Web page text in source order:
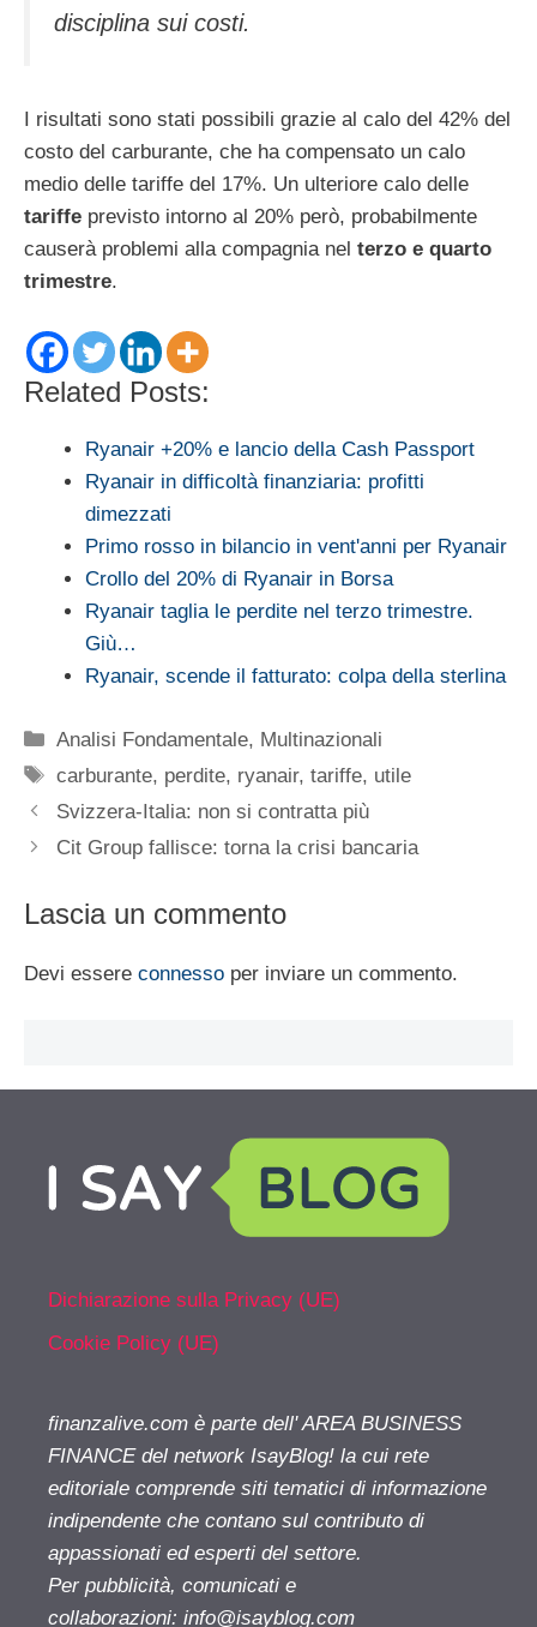
disciplina sui costi.
I risultati sono stati possibili grazie al calo del 42% del
costo del carburante, che ha compensato un calo
medio delle tariffe del 17%. Un ulteriore calo delle
tariffe previsto intorno al 20% però, probabilmente
causerà problemi alla compagnia nel terzo e quarto
trimestre.
Related Posts:
Ryanair +20% e lancio della Cash Passport
Ryanair in difficoltà finanziaria: profitti
dimezzati
Primo rosso in bilancio in vent'anni per Ryanair
Crollo del 20% di Ryanair in Borsa
Ryanair taglia le perdite nel terzo trimestre.
Giù…
Ryanair, scende il fatturato: colpa della sterlina
Categorie
Analisi Fondamentale, Multinazionali
Tag
carburante, perdite, ryanair,tariffe, utile
Svizzera-Italia: non si contratta più
Cit Group fallisce: torna la crisi bancaria
Lascia un commento
Devi essere connesso per inviare un commento.
Dichiarazione sulla Privacy (UE)
Cookie Policy (UE)
finanzalive.com è parte dell' AREA BUSINESS
FINANCE del network IsayBlog! la cui rete
editoriale comprende siti tematici di informazione
indipendente che contano sul contributo di
appassionati ed esperti del settore.
Per pubblicità, comunicati e
collaborazioni: info@isayblog.com